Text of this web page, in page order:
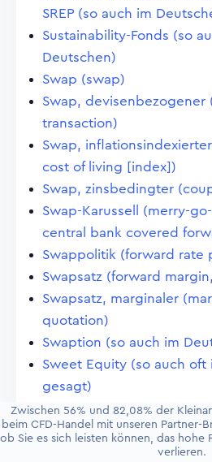
SREP (so auch im
Sustainability-Fonds (so
Deutschen)
Swap (swap)
Swap, devisenbezogener
transaction)
Swap,
cost of living [index])
Swap, zinsbedingter
Swap-Karussell (merry-
central bank covered
Swappolitik (forward rate
Swapsatz (forward
Swapsatz, marginaler
quotation)
Swaption (so auch im
Sweet Equity (so auch oft
gesagt)
Switcher (switcher)
Symboltheorie (symbol
Syndizierung (syndication)
Zwischen 56% und 82,08% der
beim CFD-Handel mit unseren Partner-
ob Sie es sich leisten können, das hohe
verlieren.